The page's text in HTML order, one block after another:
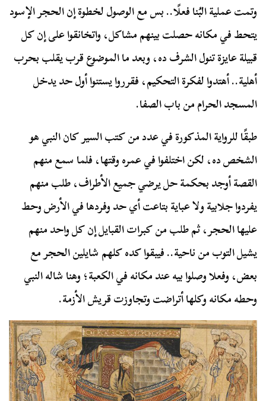
وتمت عملية البُنا فعلًا.. بس مع الوصول لخطوة إن الحجر الإسود
يتحط في مكانه حصلت بينهم مشاكل، واتخانقوا على إن كل
قبيلة عايزة تنول الشرف ده، وبعد ما الموضوع قرب يقلب بحرب
أهلية.. أهتدوا لفكرة التحكيم، فقرروا يستنوا أول حد يدخل
المسجد الحرام من باب الصفا.
طبقًا للرواية المذكورة في عدد من كتب السير كان النبي هو
الشخص ده، لكن اختلفوا في عمره وقتها، فلما سمع منهم
القصة أوجد بحكمة حل يرضي جميع الأطراف، طلب منهم
يفردوا جلابية ولا عباية بتاعت أي حد وفردها في الأرض وحط
عليها الحجر، ثم طلب من كبرات القبايل إن كل واحد منهم
يشيل التوب من ناحية.. فيبقوا كده كلهم شايلين الحجر مع
بعض، وفعلا وصلوا بيه عند مكانه في الكعبة؛ وهنا شاله النبي
وحطه مكانه وكلها أتراضت وتجاوزت قريش الأزمة.